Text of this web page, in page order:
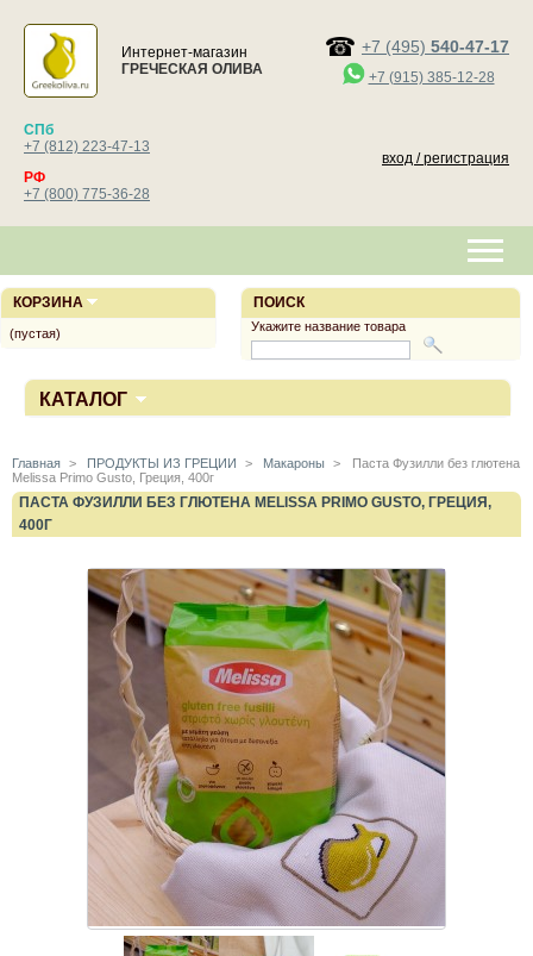
Интернет-магазин
ГРЕЧЕСКАЯ ОЛИВА
+7 (495) 540-47-17
+7 (915) 385-12-28
СПб
+7 (812) 223-47-13
РФ
+7 (800) 775-36-28
вход / регистрация
КАТАЛОГ
Главная > ПРОДУКТЫ ИЗ ГРЕЦИИ > Макароны >
Паста Фузилли без глютена
Melissa Primo Gusto, Греция, 400г
ПАСТА ФУЗИЛЛИ БЕЗ ГЛЮТЕНА MELISSA PRIMO GUSTO, ГРЕЦИЯ,
400Г
ПОИСК
Укажите название товара
КОРЗИНА
(пустая)